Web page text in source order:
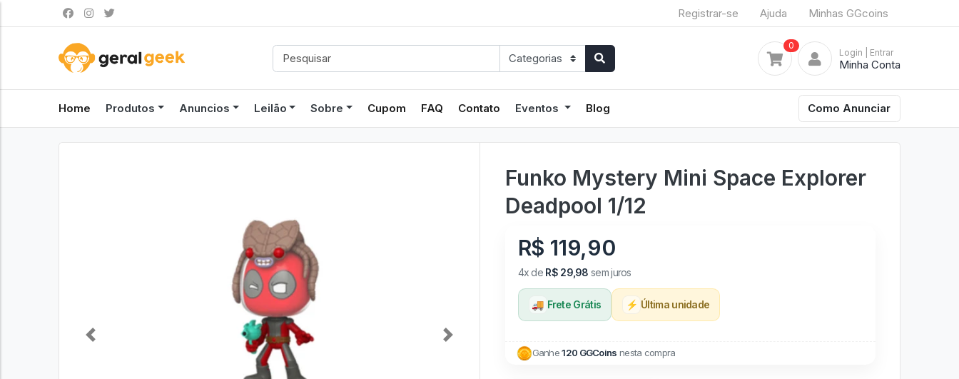
Registrar-se Ajuda Minhas GGcoins
0
Login | Entrar
Minha Conta
Home Produtos Anuncios Leilão Sobre Cupom FAQ Contato Eventos Blog Como Anunciar
Previous Next
Funko Mystery Mini Space Explorer
Deadpool 1/12
R$ 119,90
4x de R$ 29,98 sem juros
🚚 Frete Grátis ⚡ Última unidade
Ganhe120 GGCoins nesta compra